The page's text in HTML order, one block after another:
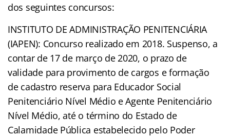
dos seguintes concursos:
INSTITUTO DE ADMINISTRAÇÃO PENITENCIÁRIA
(IAPEN): Concurso realizado em 2018. Suspenso, a
contar de 17 de março de 2020, o prazo de
validade para provimento de cargos e formação
de cadastro reserva para Educador Social
Penitenciário Nível Médio e Agente Penitenciário
Nível Médio, até o término do Estado de
Calamidade Pública estabelecido pelo Poder